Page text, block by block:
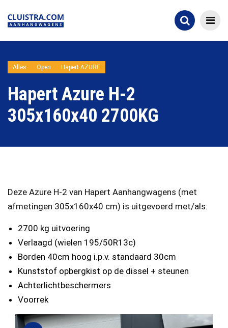
Alles Open Hapert AZURE
Hapert Azure H-2
305x160x40 2700KG
Deze Azure H-2 van Hapert Aanhangwagens (met
afmetingen 305x160x40 cm) is uitgevoerd met/als:
2700 kg uitvoering
Verlaagd (wielen 195/50R13c)
Borden 40cm hoog i.p.v. standaard 30cm
Kunststof opbergkist op de dissel + steunen
Achterlichtbeschermers
Voorrek